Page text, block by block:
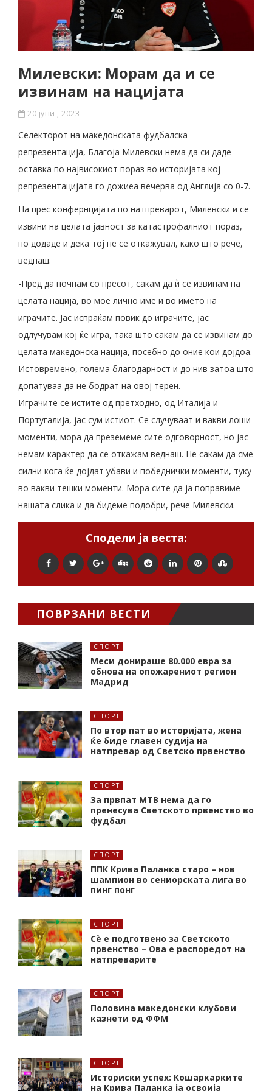
Милевски: Морам да и се
извинам на нацијата
20 јуни , 2023
Селекторот на македонската фудбалска
репрезентација, Благоја Милевски нема да си даде
оставка по највисокиот пораз во историјата кој
репрезентацијата го дожиеа вечерва од Англија со 0-7.
На прес конфернцијата по натпреварот, Милевски и се
извини на целата јавност за катастрофалниот пораз,
но додаде и дека тој не се откажувал, како што рече,
веднаш.
-Пред да почнам со пресот, сакам да ѝ се извинам на
целата нација, во мое лично име и во името на
играчите. Јас испраќам повик до играчите, јас
одлучувам кој ќе игра, така што сакам да се извинам до
целата македонска нација, посебно до оние кои дојдоа.
Истовремено, голема благодарност и до нив затоа што
допатуваа да не бодрат на овој терен.
Играчите се истите од претходно, од Италија и
Португалија, јас сум истиот. Се случуваат и вакви лоши
моменти, мора да преземеме сите одговорност, но јас
немам карактер да се откажам веднаш. Не сакам да сме
силни кога ќе дојдат убави и победнички моменти, туку
во вакви тешки моменти. Мора сите да ја поправиме
нашата слика и да бидеме подобри, рече Милевски.
Сподели ја веста:
ПОВРЗАНИ ВЕСТИ
СПОРТ
Меси донираше 80.000 евра за
обнова на опожарениот регион
Мадрид
СПОРТ
По втор пат во историјата, жена
ќе биде главен судија на
натпревар од Светско првенство
СПОРТ
За првпат МТВ нема да го
пренесува Светското првенство во
фудбал
СПОРТ
ППК Крива Паланка старо – нов
шампион во сениорската лига во
пинг понг
СПОРТ
Сè е подготвено за Светското
првенство – Ова е распоредот на
натпреварите
СПОРТ
Половина македонски клубови
казнети од ФФМ
СПОРТ
Историски успех: Кошаркарките
на Крива Паланка ја освоија